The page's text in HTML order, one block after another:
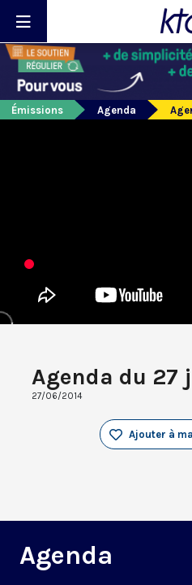
Émissions Agenda
Agenda du 27
27/06/2014
Ajouter à
Agenda